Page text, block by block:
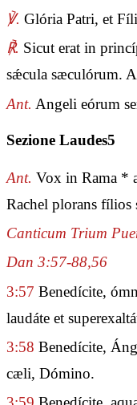
℣. Glória Patri, et
℟. Sicut erat in
sǽcula sæculórum.
Ant. Angeli eórum
Sezione Laudes5
Ant. Vox in Rama *
Rachel plorans fílios
Canticum Trium
Dan 3:57-88,56
3:57 Benedícite,
laudáte et
3:58 Benedícite,
cæli, Dómino.